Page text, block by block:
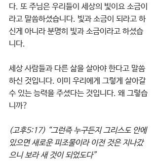
다. 또 주님은 우리들이 세상의 빛이요 소금이
라고 말씀하셨습니다. 빛과 소금이 되라고 하
신게 아니라 분명히 빛과 소금이라고 하셨습
니다.
세상 사람들과 다른 삶을 살아야 한다고 말씀
하신 것입니다. 이미 우리에게 그렇게 살아갈
수 있는 능력을 주셨다는 것입니다. 왜 그렇습
니까?
(고후5:17) “그런즉 누구든지 그리스도 안에
있으면 새로운 피조물이라 이전 것은 지나갔
으니 보라 새 것이 되었도다”